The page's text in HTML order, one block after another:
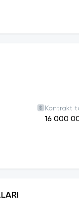
kampusi oʻzining
kampusi
bilan
olish maskanlariga
Kontrakt
16 000